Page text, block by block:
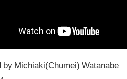
by Michiaki(Chumei) Watanabe